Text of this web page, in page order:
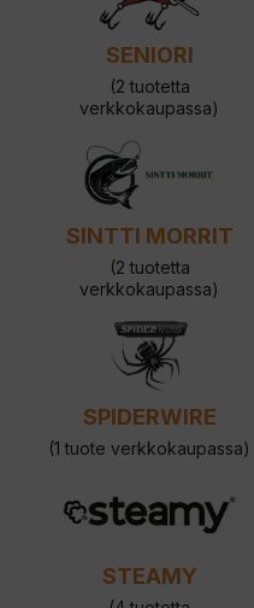
SENIORI
(2 tuotetta
verkkokaupassa)
SINTTI MORRIT
(2 tuotetta
verkkokaupassa)
SPIDERWIRE
(1 tuote verkkokaupassa)
STEAMY